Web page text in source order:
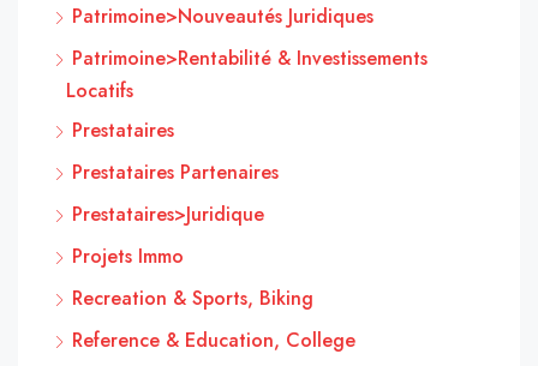
Patrimoine>Nouveautés Juridiques
Patrimoine>Rentabilité & Investissements
Locatifs
Prestataires
Prestataires Partenaires
Prestataires>Juridique
Projets Immo
Recreation & Sports, Biking
Reference & Education, College